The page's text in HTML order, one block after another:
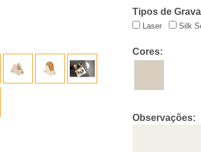
Tipos de
Laser Silk
Cores:
Observações: